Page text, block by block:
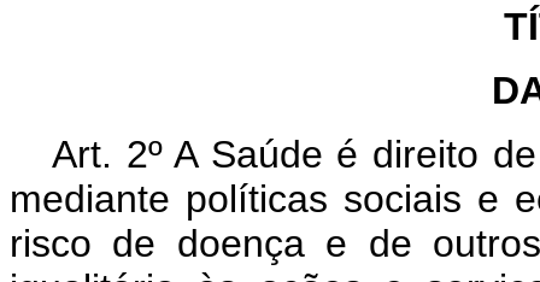
Art. 2º A Saúde é direito
mediante políticas sociais e
risco de doença e de